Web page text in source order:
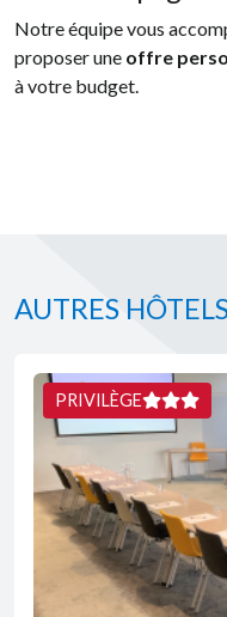
Notre équipe vous
proposer une offre
à votre budget.
AUTRES
PRIVILÈGE